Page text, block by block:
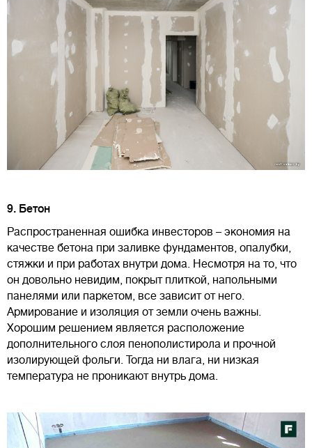
9. Бетон
Распространенная ошибка инвесторов – экономия на
качестве бетона при заливке фундаментов, опалубки,
стяжки и при работах внутри дома. Несмотря на то, что
он довольно невидим, покрыт плиткой, напольными
панелями или паркетом, все зависит от него.
Армирование и изоляция от земли очень важны.
Хорошим решением является расположение
дополнительного слоя пенополистирола и прочной
изолирующей фольги. Тогда ни влага, ни низкая
температура не проникают внутрь дома.